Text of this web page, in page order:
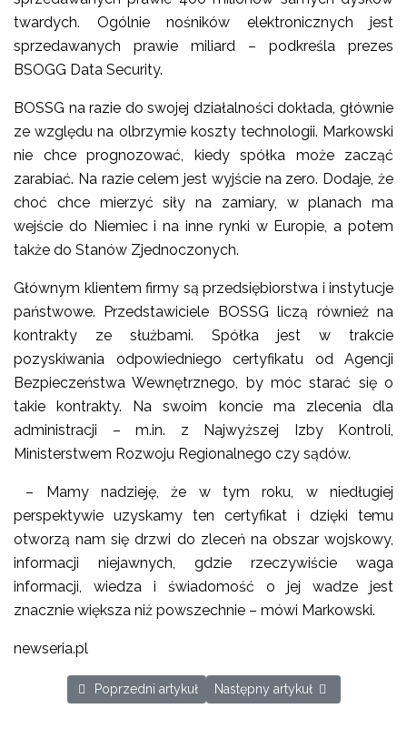
twardych. Ogólnie nośników elektronicznych jest
sprzedawanych prawie miliard – podkreśla prezes
BSOGG Data Security.
BOSSG na razie do swojej działalności dokłada, głównie
ze względu na olbrzymie koszty technologii. Markowski
nie chce prognozować, kiedy spółka może zacząć
zarabiać. Na razie celem jest wyjście na zero. Dodaje, że
choć chce mierzyć siły na zamiary, w planach ma
wejście do Niemiec i na inne rynki w Europie, a potem
także do Stanów Zjednoczonych.
Głównym klientem firmy są przedsiębiorstwa i instytucje
państwowe. Przedstawiciele BOSSG liczą również na
kontrakty ze służbami. Spółka jest w trakcie
pozyskiwania odpowiedniego certyfikatu od Agencji
Bezpieczeństwa Wewnętrznego, by móc starać się o
takie kontrakty. Na swoim koncie ma zlecenia dla
administracji – m.in. z Najwyższej Izby Kontroli,
Ministerstwem Rozwoju Regionalnego czy sądów.
– Mamy nadzieję, że w tym roku, w niedługiej
perspektywie uzyskamy ten certyfikat i dzięki temu
otworzą nam się drzwi do zleceń na obszar wojskowy,
informacji niejawnych, gdzie rzeczywiście waga
informacji, wiedza i świadomość o jej wadze jest
znacznie większa niż powszechnie – mówi Markowski.
newseria.pl
Poprzedni artykuł: Internet nie tak popularny w
Poprzedni artykuł Następny artykuł:
Następny artykuł